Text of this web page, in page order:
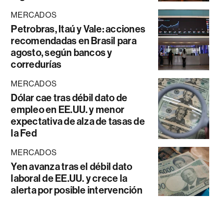
MERCADOS
Petrobras, Itaú y Vale: acciones
recomendadas en Brasil para
agosto, según bancos y
corredurías
MERCADOS
Dólar cae tras débil dato de
empleo en EE.UU. y menor
expectativa de alza de tasas de
la Fed
MERCADOS
Yen avanza tras el débil dato
laboral de EE.UU. y crece la
alerta por posible intervención